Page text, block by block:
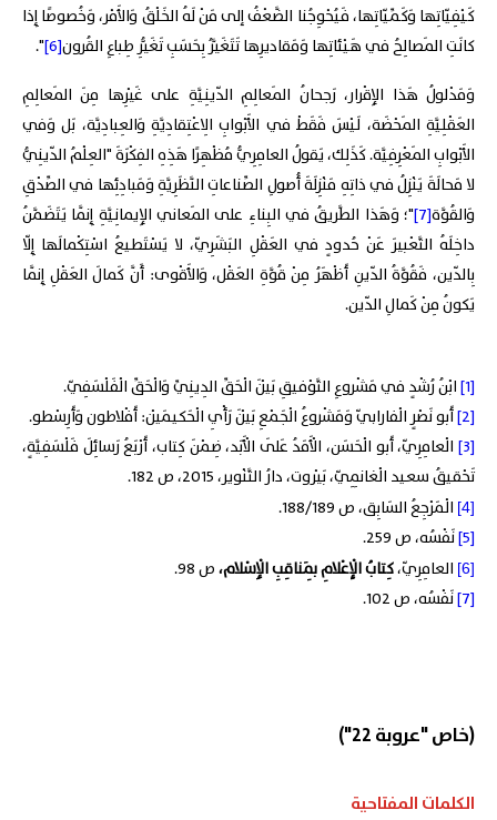
كَيْفِيّاتِها وَكَمِّيّاتِها، فَيُحْوِجُنا الضَّعْفُ إلى مَنْ لَهُ الخَلْقُ وَالأَمْر، وَخُصوصًا إِذا
كانَتِ المَصالِحُ في هَيْئاتِها وَمَقاديرِها تَتَغَيَّرُ بِحَسَبِ تَغَيُّرِ طِباعِ القُرون[6]
".
وَمَدْلولُ هَذا الإِقْرار، رَجحانُ المَعالِمِ الدّينِيَّةِ على غَيْرِها مِنَ المَعالِمِ
العَقْلِيَّةِ المَحْضَة، لَيْسَ فَقَطْ في الأَبْوابِ الِاعْتِقادِيَّةِ وَالعِبادِيَّة، بَل وَفي
الأَبْوابِ المَعْرِفِيَّة. كَذَلِك، يَقولُ العامِرِيُّ مُظْهِرًا هَذِهِ الفِكْرَةَ "العِلْمُ الدّينِيُّ
لا مَحالَةَ يَنْزِلُ في ذاتِهِ مَنْزِلَةَ أُصولِ الصِّناعاتِ النَّظَرِيَّةِ وَمَبادِئِها في الصِّدْقِ
وَالقُوَّة[7] "؛ وَهَذا الطَّريقُ في البِناءِ على المَعاني الإِيمانِيَّةِ إِنَّما يَتَضَمَّنُ
داخِلَهُ التَّعْبيرَ عَنْ حُدودٍ في العَقْلِ البَشَرِيّ، لا يَسْتَطيعُ اسْتِكْمالَها إِلّا
بِالدّين، فَقُوَّةُ الدّينِ أَظْهَرُ مِنْ قُوَّةِ العَقْل، وَالأَقْوى: أَنَّ كَمالَ العَقْلِ إِنَّما
يَكونُ مِنْ كَمالِ الدّين.
[1] ابْنُ رُشْدٍ في مَشْروعِ التَّوْفيقِ بَيْنَ الْحَقِّ الدِينِيِّ وَالْحَقِّ الْفَلْسَفِيّ.
[2]
أَبو نَصْرٍ الْفارابيّ وَمَشْروعُ الْجَمْعِ بَيْنَ رَأْيِ الْحَكيمَيْن: أَفْلاطون وَأَرِسْطو.
[3]
الْعامِرِيّ، أَبو الْحَسَن، الْأَمَدُ عَلَى الْأَبَد، ضِمْنَ كِتاب، أَرْبَعُ رَسائِلَ فَلْسَفِيَّةٍ،
تَحْقيقُ سعيد الْغانِمِيّ، بَيْروت، دارُ التَّنْوير، 2015، ص 182.
[4]
الْمَرْجِعُ السَابِق، ص 188/189.
[5]
نَفْسُه، ص 259.
[6] العامِرِيّ،كِتابُ الْإِعْلامِ بِمَناقِبِ الْإِسْلام،ص 98.
[7]
نَفْسُه، ص 102.
(خاص "عروبة 22")
الكلمات المفتاحية